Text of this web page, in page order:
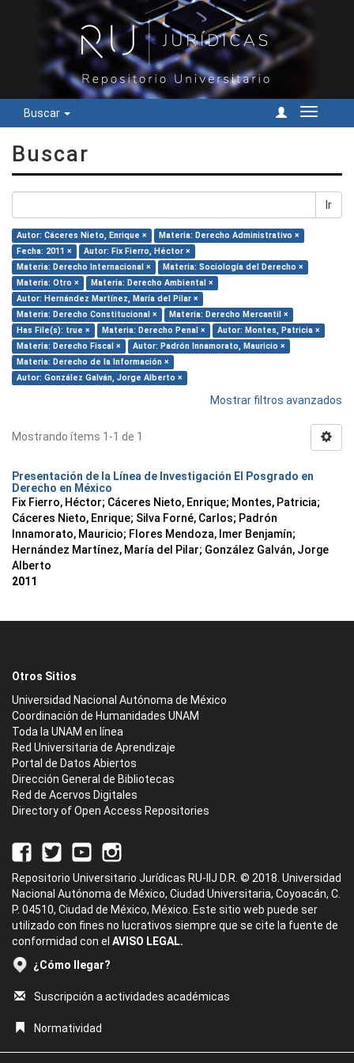
Buscar
Cambiar
Buscar
Ir
Autor: Cáceres Nieto, Enrique ×
Materia: Derecho Administrativo ×
Fecha: 2011 ×
Autor: Fix Fierro, Héctor ×
Materia: Derecho Internacional ×
Materia: Sociología del Derecho ×
Materia: Otro ×
Materia: Derecho Ambiental ×
Autor: Hernández Martínez, María del Pilar ×
Materia: Derecho Constitucional ×
Materia: Derecho Mercantil ×
Has File(s): true ×
Materia: Derecho Penal ×
Autor: Montes, Patricia ×
Materia: Derecho Fiscal ×
Autor: Padrón Innamorato, Mauricio ×
Materia: Derecho de la Información ×
Autor: González Galván, Jorge Alberto ×
Mostrar filtros avanzados
Mostrando ítems 1-1 de 1
Presentación de la Línea de Investigación El Posgrado en
Derecho en México
Fix Fierro, Héctor; Cáceres Nieto, Enrique; Montes, Patricia;
Cáceres Nieto, Enrique; Silva Forné, Carlos; Padrón
Innamorato, Mauricio; Flores Mendoza, Imer Benjamín;
Hernández Martínez, María del Pilar; González Galván, Jorge
Alberto
2011
Otros Sitios
Universidad Nacional Autónoma de México
Coordinación de Humanidades UNAM
Toda la UNAM en línea
Red Universitaria de Aprendizaje
Portal de Datos Abiertos
Dirección General de Bibliotecas
Red de Acervos Digitales
Directory of Open Access Repositories
Repositorio Universitario Jurídicas RU-IIJ D.R. © 2018. Universidad
Nacional Autónoma de México, Ciudad Universitaria, Coyoacán, C.
P. 04510, Ciudad de México, México. Este sitio web puede ser
utilizado con fines no lucrativos siempre que se cite la fuente de
conformidad con el AVISO LEGAL.
¿Cómo llegar?
Suscripción a actividades académicas
Normatividad